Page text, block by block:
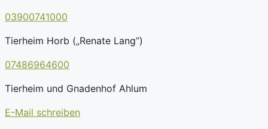
03900741000
Tierheim Horb („Renate Lang“)
07486964600
Tierheim und Gnadenhof Ahlum
E-Mail schreiben